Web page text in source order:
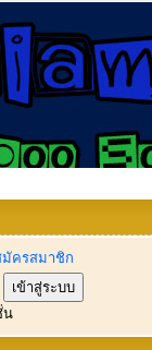
ครสมาชิก
น